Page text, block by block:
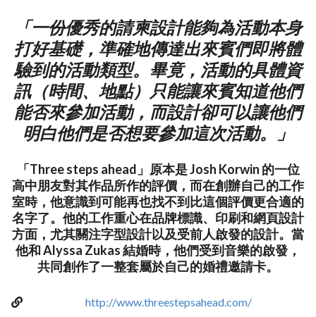
「一份優秀的請柬設計能夠為活動本身
打好基礎，準確地傳達出來賓們即將體
驗到的活動類型。畢竟，活動的具體資
訊（時間、地點）只能讓來賓知道他們
能否來參加活動，而設計卻可以讓他們
明白他們是否想要參加這次活動。」
「Three steps ahead」原本是 Josh Korwin 的一位
高中朋友對其作品所作的評價，而在創辦自己的工作
室時，他意識到可能再也找不到比這個評價更合適的
名字了。他的工作重心在品牌標識、印刷和網頁設計
方面，尤其關注字型設計以及受前人啟發的設計。當
他和 Alyssa Zukas 結婚時，他們受到音樂的啟發，
共同創作了一整套屬於自己的婚禮邀請卡。
http://www.threestepsahead.com/